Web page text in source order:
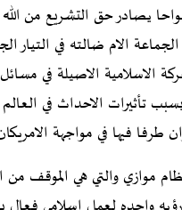
يصادر حق التشريع من
الام ضالته في التيار
الاسلامية الاصيلة في
تأثيرات الاحداث في العالم
فيها في مواجهة
موازي والتي هي الموقف